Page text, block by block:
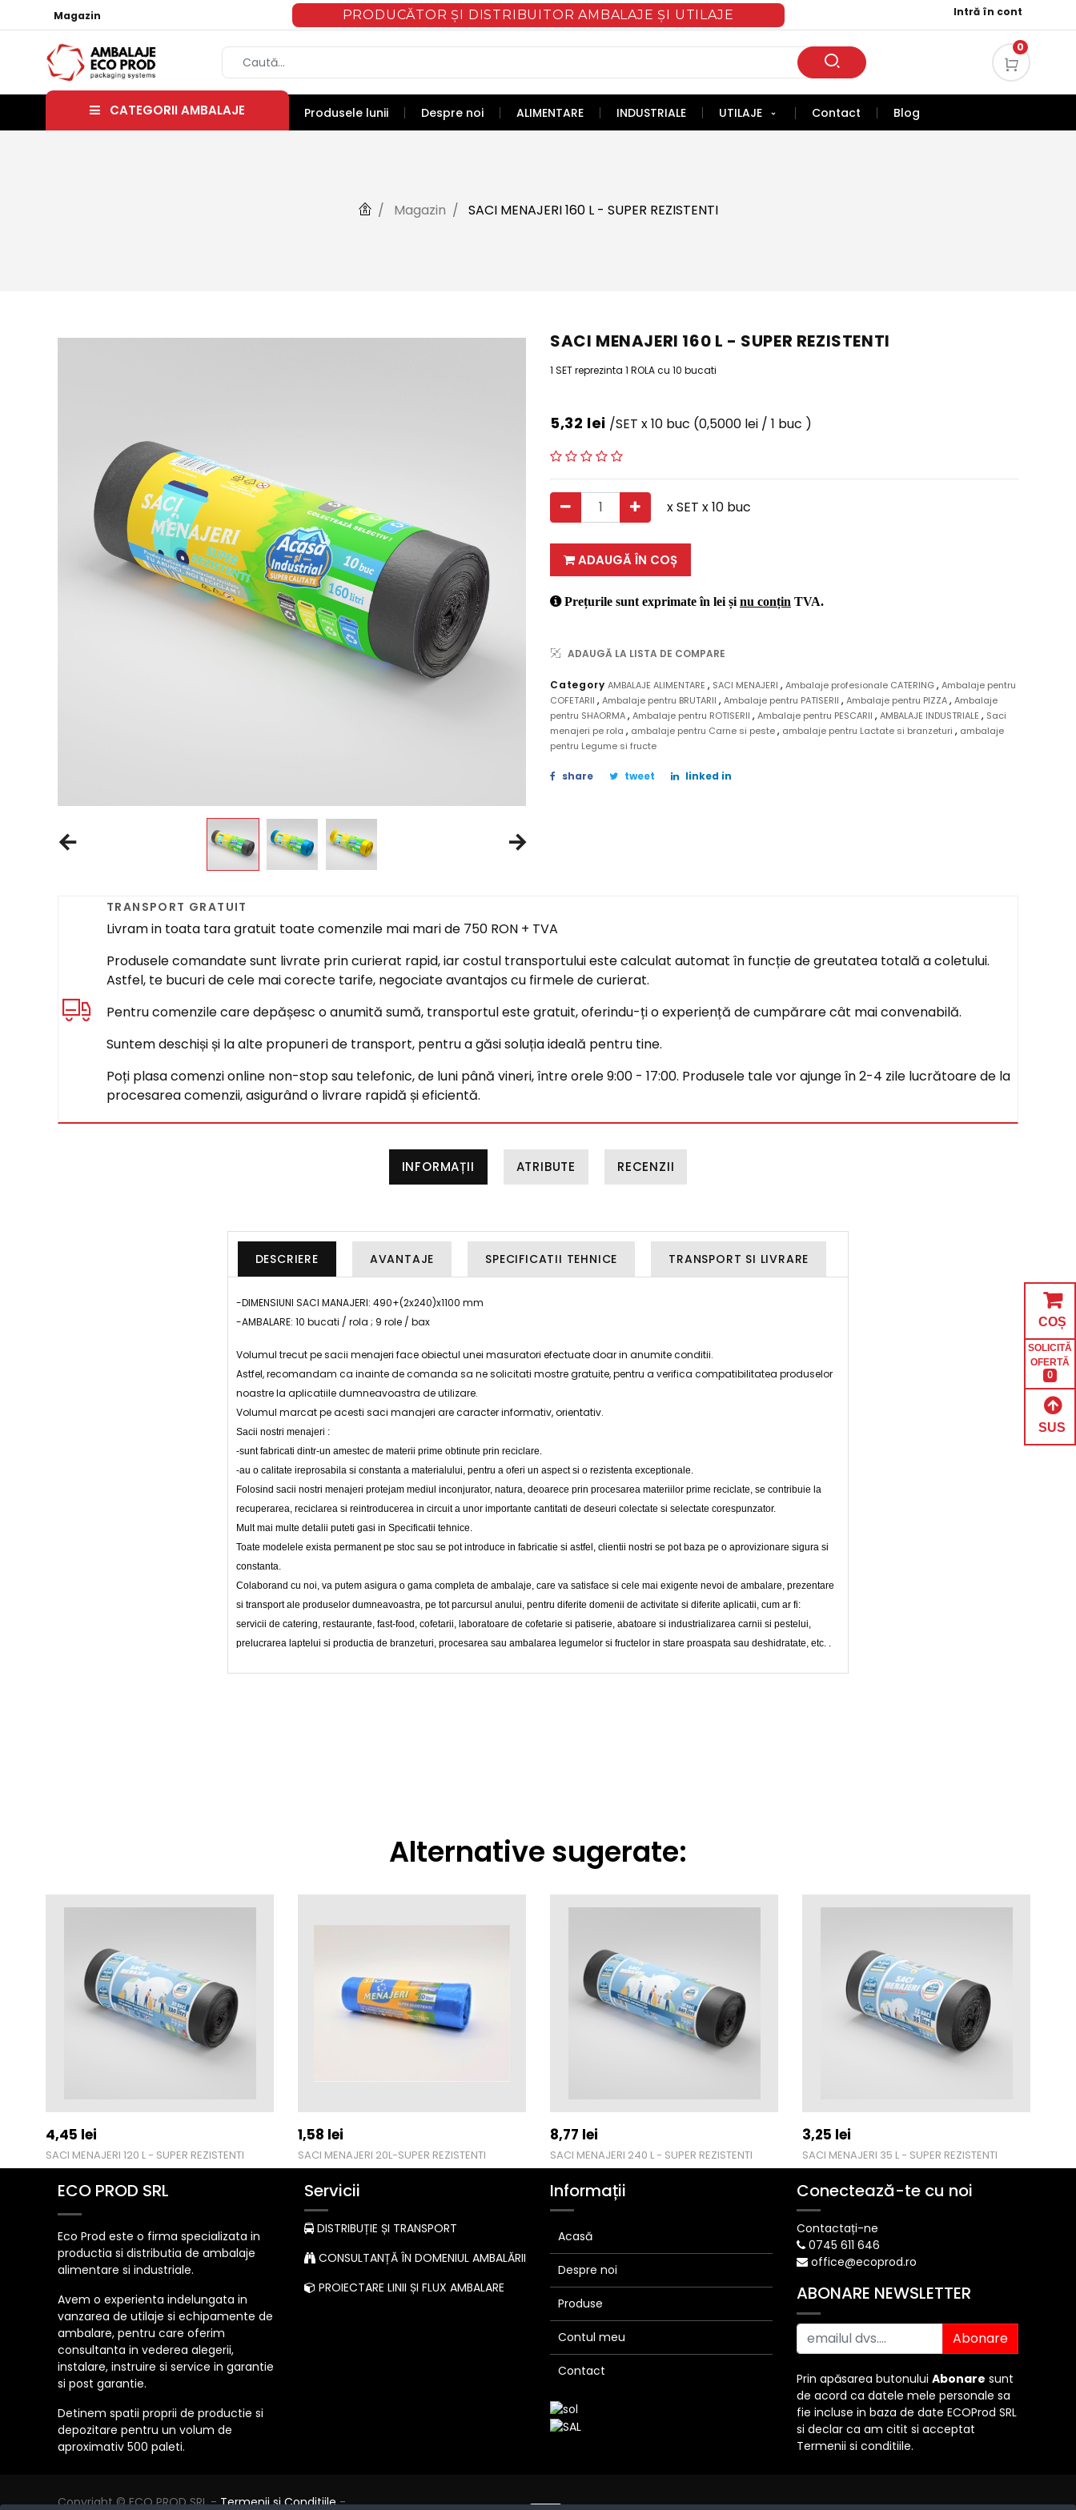
Magazin PRODUCĂTOR ȘI DISTRIBUITOR AMBALAJE ȘI UTILAJE Intră în cont
0
CATEGORII AMBALAJE Produsele lunii Despre noi ALIMENTARE INDUSTRIALE UTILAJE Contact Blog
Magazin SACI MENAJERI 160 L - SUPER REZISTENTI
SACI MENAJERI 160 L - SUPER REZISTENTI
1 SET reprezinta 1 ROLA cu 10 bucati
5,32 lei /SET x 10 buc (0,5000 lei / 1 buc )
x SET x 10 buc
ADAUGĂ ÎN COȘ
Prețurile sunt exprimate în lei și nu conțin TVA.
ADAUGĂ LA LISTA DE COMPARE
CategoryAMBALAJE ALIMENTARE, SACI MENAJERI,Ambalaje profesionale CATERING,Ambalaje pentru
COFETARII , Ambalaje pentru BRUTARII , Ambalaje pentru PATISERII , Ambalaje pentru PIZZA, Ambalaje
pentru SHAORMA, Ambalaje pentru ROTISERII , Ambalaje pentru PESCARII , AMBALAJE INDUSTRIALE , Saci
menajeri pe rola , ambalaje pentru Carne si peste, ambalaje pentru Lactate si branzeturi , ambalaje
pentru Legume si fructe
share tweet linked in
TRANSPORT GRATUIT
Livram in toata tara gratuit toate comenzile mai mari de 750 RON + TVA
Produsele comandate sunt livrate prin curierat rapid, iar costul transportului este calculat automat în funcție de greutatea totală a coletului.
Astfel, te bucuri de cele mai corecte tarife, negociate avantajos cu firmele de curierat.
Pentru comenzile care depășesc o anumită sumă, transportul este gratuit, oferindu-ți o experiență de cumpărare cât mai convenabilă.
Suntem deschiși și la alte propuneri de transport, pentru a găsi soluția ideală pentru tine.
Poți plasa comenzi online non-stop sau telefonic, de luni până vineri, între orele 9:00 - 17:00. Produsele tale vor ajunge în 2-4 zile lucrătoare de la
procesarea comenzii, asigurând o livrare rapidă și eficientă.
INFORMAȚII ATRIBUTE RECENZII
DESCRIERE AVANTAJE SPECIFICATII TEHNICE TRANSPORT SI LIVRARE
-DIMENSIUNI SACI MANAJERI: 490+(2x240)x1100 mm
-AMBALARE: 10 bucati / rola ; 9 role / bax
Volumul trecut pe sacii menajeri face obiectul unei masuratori efectuate doar in anumite conditii.
Astfel, recomandam ca inainte de comanda sa ne solicitati mostre gratuite, pentru a verifica compatibilitatea produselor
noastre la aplicatiile dumneavoastra de utilizare.
Volumul marcat pe acesti saci manajeri are caracter informativ, orientativ.
Sacii nostri menajeri :
-sunt fabricati dintr-un amestec de materii prime obtinute prin reciclare.
-au o calitate ireprosabila si constanta a materialului, pentru a oferi un aspect si o rezistenta exceptionale.
Folosind sacii nostri menajeri protejam mediul inconjurator, natura, deoarece prin procesarea materiilor prime reciclate, se contribuie la
recuperarea, reciclarea si reintroducerea in circuit a unor importante cantitati de deseuri colectate si selectate corespunzator.
Mult mai multe detalii puteti gasi in Specificatii tehnice.
Toate modelele exista permanent pe stoc sau se pot introduce in fabricatie si astfel, clientii nostri se pot baza pe o aprovizionare sigura si
constanta.
Colaborand cu noi, va putem asigura o gama completa de ambalaje, care va satisface si cele mai exigente nevoi de ambalare, prezentare
si transport ale produselor dumneavoastra, pe tot parcursul anului, pentru diferite domenii de activitate si diferite aplicatii, cum ar fi:
servicii de catering, restaurante, fast-food, cofetarii, laboratoare de cofetarie si patiserie, abatoare si industrializarea carnii si pestelui,
prelucrarea laptelui si productia de branzeturi, procesarea sau ambalarea legumelor si fructelor in stare proaspata sau deshidratate, etc. .
Alternative sugerate:
4,45 lei
SACI MENAJERI 120 L - SUPER REZISTENTI
1,58 lei
SACI MENAJERI 20L-SUPER REZISTENTI
8,77 lei
SACI MENAJERI 240 L - SUPER REZISTENTI
3,25 lei
SACI MENAJERI 35 L - SUPER REZISTENTI
ECO PROD SRL
Eco Prod este o firma specializata in
productia si distributia de ambalaje
alimentare si industriale.
Avem o experienta indelungata in
vanzarea de utilaje si echipamente de
ambalare, pentru care oferim
consultanta in vederea alegerii,
instalare, instruire si service in garantie
si post garantie.
Detinem spatii proprii de productie si
depozitare pentru un volum de
aproximativ 500 paleti.
Servicii
DISTRIBUȚIE ȘI TRANSPORT
CONSULTANȚĂ ÎN DOMENIUL AMBALĂRII
PROIECTARE LINII ȘI FLUX AMBALARE
Informații
Acasă
Despre noi
Produse
Contul meu
Contact
Conectează-te cu noi
Contactați-ne
0745 611 646
office@ecoprod.ro
ABONARE NEWSLETTER
Abonare
Prin apăsarea butonului Abonare sunt
de acord ca datele mele personale sa
fie incluse in baza de date ECOProd SRL
si declar ca am citit si acceptat
Termenii si conditiile.
Copyright © ECO PROD SRL -Termenii si Conditiile -
COȘ
SOLICITĂ
OFERTĂ
0
SUS